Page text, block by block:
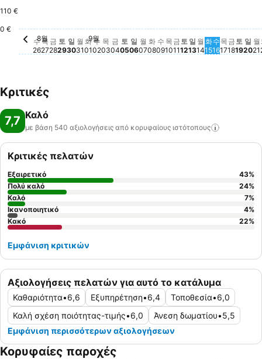
110 €
0 €
수요일, 8월 26
Δε διατίθεται τιμή για αυτήν την ημερομηνία
8월
수
26
목요일, 8월 27
Δε διατίθεται τιμή για αυτήν την ημερομηνία
목
27
금요일, 8월 28
107 €
금
28
토
29
일요일, 8월 30
Δε διατίθεται τιμή για αυτήν την
일
30
월요일, 8월 31
Δε διατίθεται τιμή για αυτήν την
월
31
화요일, 9월 01
Δε διατίθεται τιμή για αυτήν την
9월
화
01
수요일, 9월 02
Δε διατίθεται τιμή για αυτήν την
수
02
목요일, 9월 03
Δε διατίθεται τιμή για αυτήν την
목
03
금요일, 9월 04
Δε διατίθεται τιμή για αυτήν
금
04
토요일, 9월 05
Δε διατίθεται τιμή για αυτήν
토
05
일요일, 9월 06
Δε διατίθεται τιμή για
일
06
월요일, 9월 07
Δε διατίθεται τιμή για
월
07
화요일, 9월 08
Δε διατίθεται τιμή για
화
08
수요일, 9월 09
Δε διατίθεται τιμή
수
09
목요일, 9월 10
Δε διατίθεται τιμή
목
10
금요일, 9월 11
Δε διατίθεται
금
11
토요일, 9월 12
Δε διατίθεται
토
12
일요일, 9월 13
Δε διατίθεται
일
13
월요일, 9월 14
Δε
월
14
화요일, 9월
Δε
화
15
수요일, 9
Δε
수
16
목요일,
Δε
목
17
금요일
Δε
금
18
토요
Δε
토
19
일
Δε
일
20
월
21
Κριτικές
7,7 Καλό
με βάση 540 αξιολογήσεις από κορυφαίους ιστότοπους
Αξιολογήσεις πελατών για αυτό το κατάλυμα
Καθαριότητα•6,6 Εξυπηρέτηση•6,4 Τοποθεσία•6,0
Καλή σχέση ποιότητας-τιμής•6,0 Άνεση δωματίου•5,5
Εμφάνιση περισσότερων αξιολογήσεων
Κριτικές πελατών
Εξαιρετικό 43%
Πολύ καλό
24%
Καλό
7%
Ικανοποιητικό
4%
Κακό
22%
Εμφάνιση κριτικών
Κορυφαίες παροχές